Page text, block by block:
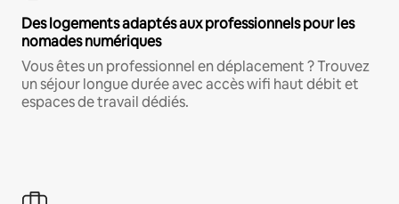
Des logements adaptés aux professionnels pour les
nomades numériques
Vous êtes un professionnel en déplacement ? Trouvez
un séjour longue durée avec accès wifi haut débit et
espaces de travail dédiés.